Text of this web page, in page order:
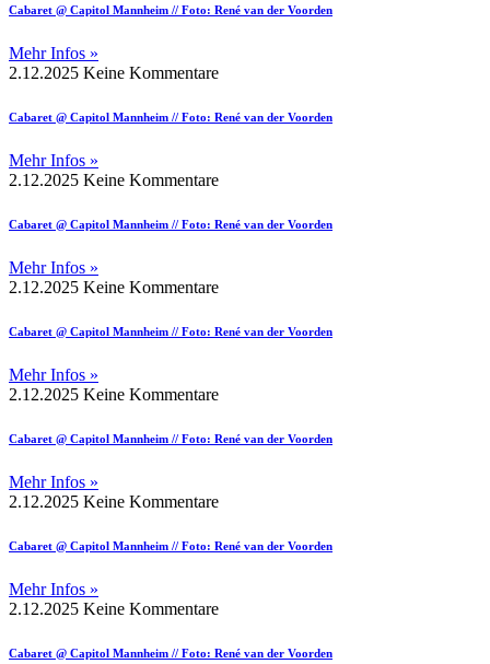
Cabaret @ Capitol Mannheim // Foto: René van der Voorden
Mehr Infos »
2.12.2025 Keine Kommentare
Cabaret @ Capitol Mannheim // Foto: René van der Voorden
Mehr Infos »
2.12.2025 Keine Kommentare
Cabaret @ Capitol Mannheim // Foto: René van der Voorden
Mehr Infos »
2.12.2025 Keine Kommentare
Cabaret @ Capitol Mannheim // Foto: René van der Voorden
Mehr Infos »
2.12.2025 Keine Kommentare
Cabaret @ Capitol Mannheim // Foto: René van der Voorden
Mehr Infos »
2.12.2025 Keine Kommentare
Cabaret @ Capitol Mannheim // Foto: René van der Voorden
Mehr Infos »
2.12.2025 Keine Kommentare
Cabaret @ Capitol Mannheim // Foto: René van der Voorden